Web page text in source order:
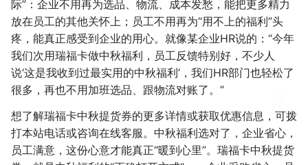
际”：企业不用再为选品、物流、成本发愁，能把更多精力
放在员工的其他关怀上；员工不用再为“用不上的福利”头
疼，能真正感受到企业的用心。就像某企业HR说的：“今年
我们次用瑞福卡做中秋福利，员工反馈特别好，不少人
说‘这是我收到过最实用的中秋福利’，我们HR部门也轻松了
很多，再也不用加班选品、跟物流对账了。”
想了解瑞福卡中秋提货券的更多详情或获取优惠信息，可拨
打本站电话或咨询在线客服。中秋福利选对了，企业省心，
员工满意，这份心意才能真正“暖到心里”。瑞福卡中秋提货